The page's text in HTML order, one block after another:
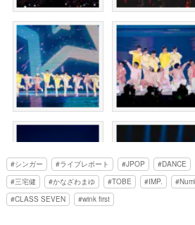
シンガー ライブレポート JPOP DANCE
三宅健
かなざわまゆ TOBE IMP.
CLASS SEVEN
wink first